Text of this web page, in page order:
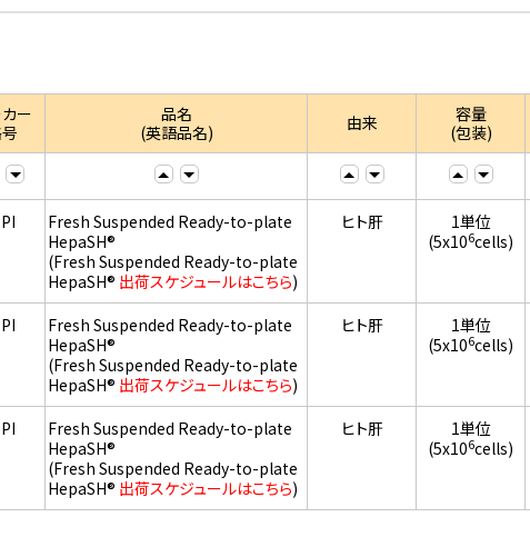
ー
品名
(英語品名)
由来
容量
(包装)
Fresh Suspended Ready-to-plate
HepaSH®
(Fresh Suspended Ready-to-plate
HepaSH® 出荷スケジュールはこちら)
ヒト肝
1単位
(5x106cells)
Fresh Suspended Ready-to-plate
HepaSH®
(Fresh Suspended Ready-to-plate
HepaSH® 出荷スケジュールはこちら)
ヒト肝
1単位
(5x106cells)
Fresh Suspended Ready-to-plate
HepaSH®
(Fresh Suspended Ready-to-plate
HepaSH® 出荷スケジュールはこちら)
ヒト肝
1単位
(5x106cells)